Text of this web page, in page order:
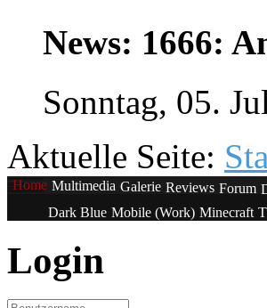
News: 1666:
Sonntag, 05.
Aktuelle Seite:
Home Multimedia Galerie Reviews Forum
Dark Blue Mobile (Work) Minecraft
Login